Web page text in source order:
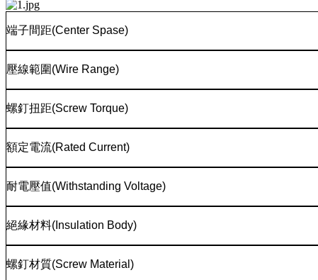
端子間距(Center Spase)
壓線範圍(Wire Range)
螺釘扭距(Screw Torque)
額定電流(Rated Current)
耐電壓值(Withstanding Voltage)
絕緣材料(Insulation Body)
螺釘材質(Screw Material)